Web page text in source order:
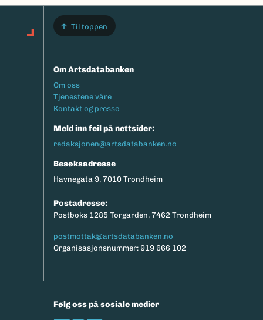
Til toppen
Om Artsdatabanken
Footermeny
Om oss
Tjenestene våre
Kontakt og presse
Meld inn feil på nettsider:
redaksjonen@artsdatabanken.no
Besøksadresse
Havnegata 9, 7010 Trondheim
Postadresse:
Postboks 1285 Torgarden, 7462 Trondheim
postmottak@artsdatabanken.no
Organisasjonsnummer: 919 666 102
Følg oss på sosiale medier